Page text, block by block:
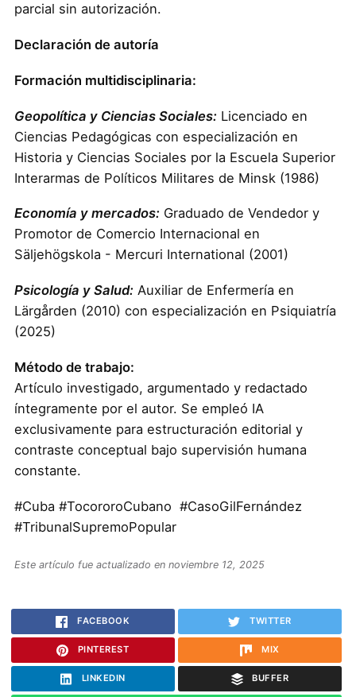
parcial sin autorización.
Declaración de autoría
Formación multidisciplinaria:
Geopolítica y Ciencias Sociales: Licenciado en
Ciencias Pedagógicas con especialización en
Historia y Ciencias Sociales por la Escuela Superior
Interarmas de Políticos Militares de Minsk (1986)
Economía y mercados: Graduado de Vendedor y
Promotor de Comercio Internacional en
Säljehögskola - Mercuri International (2001)
Psicología y Salud: Auxiliar de Enfermería en
Lärgården (2010) con especialización en Psiquiatría
(2025)
Método de trabajo:
Artículo investigado, argumentado y redactado
íntegramente por el autor. Se empleó IA
exclusivamente para estructuración editorial y
contraste conceptual bajo supervisión humana
constante.
#Cuba #TocororoCubano #CasoGilFernández
#TribunalSupremoPopular
Este artículo fue actualizado en noviembre 12, 2025
FACEBOOK TWITTER
PINTEREST MIX
LINKEDIN BUFFER